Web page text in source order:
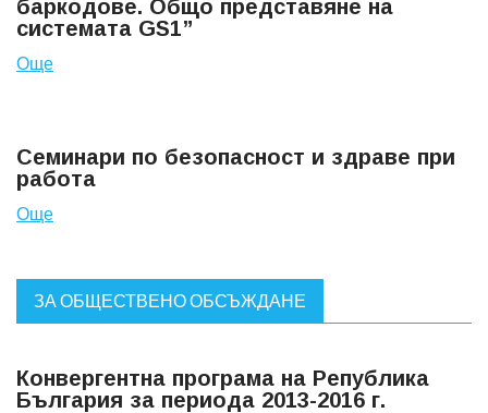
баркодове. Общо представяне на
системата GS1”
Още
Семинари по безопасност и здраве при
работа
Още
ЗА ОБЩЕСТВЕНО ОБСЪЖДАНЕ
Конвергентна програма на Република
България за периода 2013-2016 г.